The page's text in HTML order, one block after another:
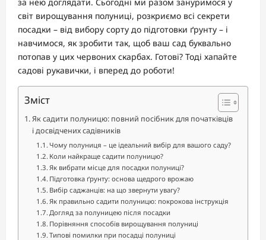
світ вирощування полуниці, розкриємо всі секрети
посадки – від вибору сорту до підготовки ґрунту – і
навчимося, як зробити так, щоб ваш сад буквально
потопав у цих червоних скарбах. Готові? Тоді хапайте
садові рукавички, і вперед до роботи!
Зміст
Як садити полуницю: повний посібник для початківців
і досвідчених садівників
Чому полуниця – це ідеальний вибір для вашого саду?
Коли найкраще садити полуницю?
Як вибрати місце для посадки полуниці?
Підготовка ґрунту: основа щедрого врожаю
Вибір саджанців: на що звернути увагу?
Як правильно садити полуницю: покрокова інструкція
Догляд за полуницею після посадки
Порівняння способів вирощування полуниці
Типові помилки при посадці полуниці